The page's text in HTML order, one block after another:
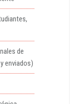
de
enviados)